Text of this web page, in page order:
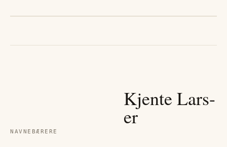
NAVNEBÆRERE
Kjente Lars-
er